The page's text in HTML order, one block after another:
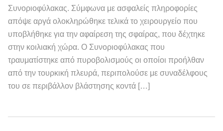
Συνοριοφύλακας. Σύμφωνα με ασφαλείς πληροφορίες
απόψε αργά ολοκληρώθηκε τελικά το χειρουργείο που
υποβλήθηκε για την αφαίρεση της σφαίρας, που δέχτηκε
στην κοιλιακή χώρα. Ο Συνοριοφύλακας που
τραυματίστηκε από πυροβολισμούς οι οποίοι προήλθαν
από την τουρκική πλευρά, περιπολούσε με συναδέλφους
του σε περιβάλλον βλάστησης κοντά […]